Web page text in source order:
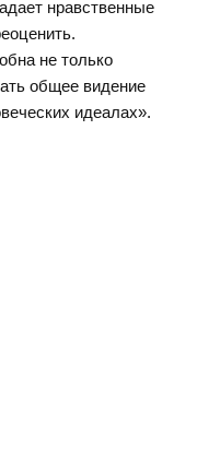
нравственные
не только
общее видение
идеалах».